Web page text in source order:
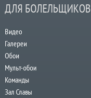
ДЛЯ БОЛЕЛЬЩИКОВ
Видео
Галереи
Обои
Мульт-обои
Команды
Зал Славы